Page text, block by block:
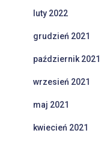
luty 2022
grudzień 2021
październik 2021
wrzesień 2021
maj 2021
kwiecień 2021